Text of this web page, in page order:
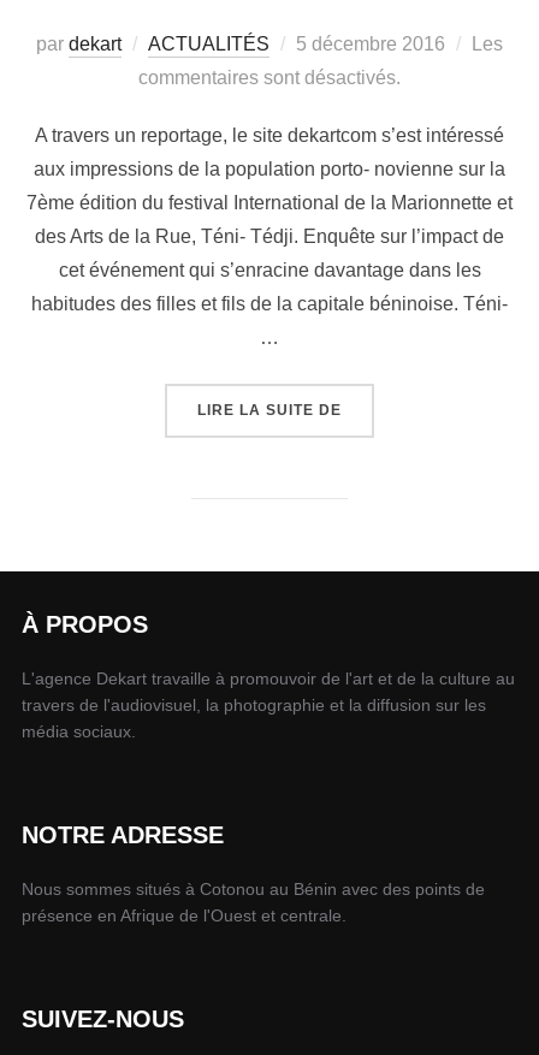
par dekart ACTUALITÉS 5 décembre 2016
Les
commentaires sont désactivés.
A travers un reportage, le site dekartcom s’est intéressé
aux impressions de la population porto- novienne sur la
7ème édition du festival International de la Marionnette et
des Arts de la Rue, Téni- Tédji. Enquête sur l’impact de
cet événement qui s’enracine davantage dans les
habitudes des filles et fils de la capitale béninoise. Téni-
…
LIRE LA SUITE DE
À PROPOS
L'agence Dekart travaille à promouvoir de l'art et de la culture au
travers de l'audiovisuel, la photographie et la diffusion sur les
média sociaux.
NOTRE ADRESSE
Nous sommes situés à Cotonou au Bénin avec des points de
présence en Afrique de l'Ouest et centrale.
SUIVEZ-NOUS